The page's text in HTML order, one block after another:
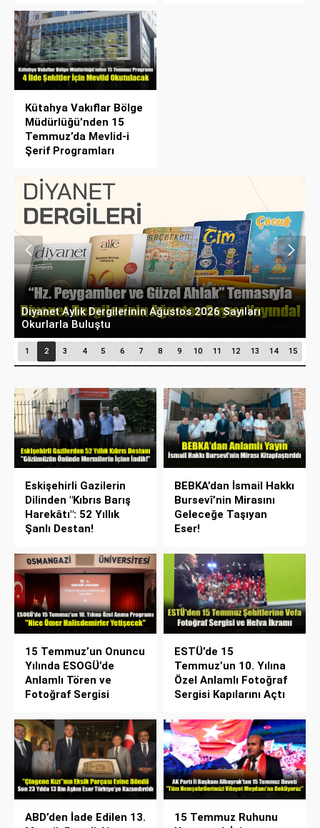
Kütahya Vakıflar Bölge
Müdürlüğü’nden 15
Temmuz’da Mevlid-i
Şerif Programları
Diyanet Aylık Dergilerinin Ağustos 2026 Sayıları
Okurlarla Buluştu
1 2 3 4 5 6 7 8 9 10 11 12 13 14 15
Eskişehirli Gazilerin
Dilinden "Kıbrıs Barış
Harekâtı": 52 Yıllık
Şanlı Destan!
BEBKA’dan İsmail Hakkı
Bursevî’nin Mirasını
Geleceğe Taşıyan
Eser!
15 Temmuz’un Onuncu
Yılında ESOGÜ’de
Anlamlı Tören ve
Fotoğraf Sergisi
ESTÜ’de 15
Temmuz’un 10. Yılına
Özel Anlamlı Fotoğraf
Sergisi Kapılarını Açtı
ABD’den İade Edilen 13.
15 Temmuz Ruhunu